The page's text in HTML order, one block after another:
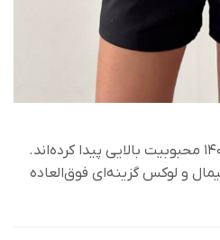
قهوه‌ای تیره و موکا در سال ۱۴۰۵ محبوبیت بالایی پیدا کرده‌اند.
و لوکس گزینه‌ای فوق‌العاده